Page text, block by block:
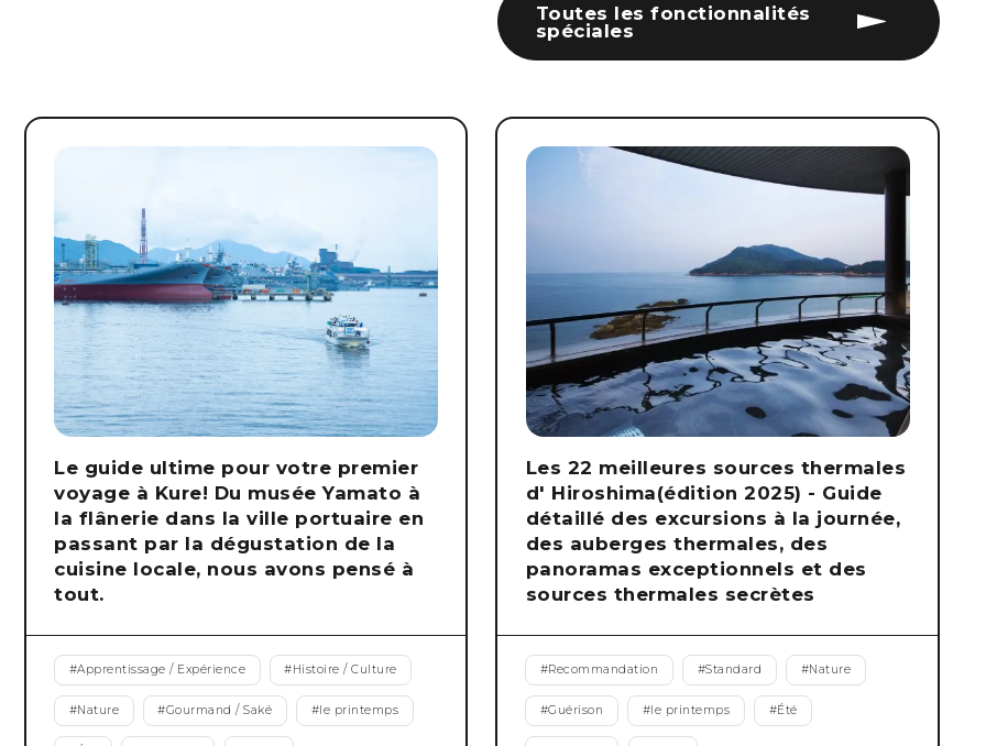
Toutes les fonctionnalités
spéciales
Le guide ultime pour votre premier
voyage à Kure! Du musée Yamato à
la flânerie dans la ville portuaire en
passant par la dégustation de la
cuisine locale, nous avons pensé à
tout.
#Apprentissage / Expérience #Histoire / Culture
#Nature #Gourmand / Saké #le printemps
Les 22 meilleures sources thermales
d' Hiroshima(édition 2025) - Guide
détaillé des excursions à la journée,
des auberges thermales, des
panoramas exceptionnels et des
sources thermales secrètes
#Recommandation #Standard #Nature
#Guérison #le printemps #Été